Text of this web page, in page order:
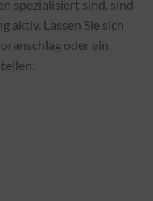
spezialisiert sind, sind
aktiv. Lassen Sie sich
oder ein